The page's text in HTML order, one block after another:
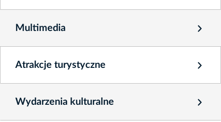
Multimedia
Atrakcje turystyczne
Wydarzenia kulturalne